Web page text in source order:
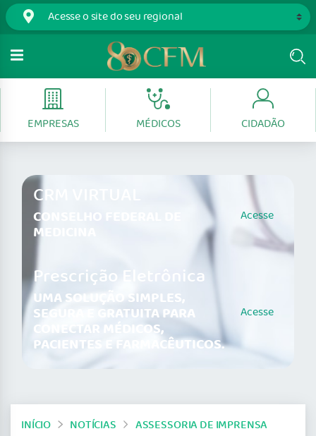
EMPRESAS MÉDICOS CIDADÃO
CRM VIRTUAL
CONSELHO FEDERAL DE
MEDICINA
Acesse
Prescrição Eletrônica
UMA SOLUÇÃO SIMPLES,
SEGURA E GRATUITA PARA
CONECTAR MÉDICOS,
PACIENTES E FARMACÊUTICOS.
Acesse
INÍCIO NOTÍCIAS
ASSESSORIA DE IMPRENSA